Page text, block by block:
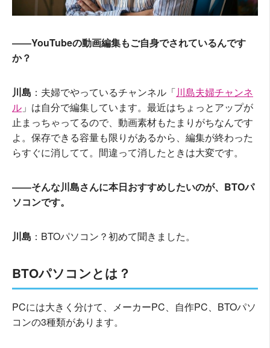
――YouTubeの動画編集もご自身でされているんです
か？
川島 ：夫婦でやっているチャンネル「川島夫婦チャンネ
ル 」は自分で編集しています。最近はちょっとアップが
止まっちゃってるので、動画素材もたまりがちなんです
よ。保存できる容量も限りがあるから、編集が終わった
らすぐに消してて。間違って消したときは大変です。
――そんな川島さんに本日おすすめしたいのが、BTOパ
ソコンです。
川島 ：BTOパソコン？初めて聞きました。
BTOパソコンとは？
PCには大きく分けて、メーカーPC、自作PC、BTOパソ
コンの3種類があります。